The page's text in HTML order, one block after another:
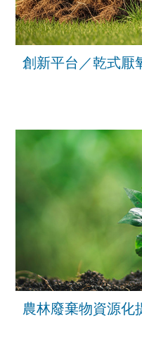
創新平台／乾式厭
農林廢棄物資源化